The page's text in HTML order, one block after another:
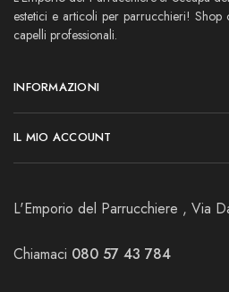
estetici e articoli per parrucchieri!
capelli professionali.
INFORMAZIONI
IL MIO ACCOUNT
L'Emporio del Parrucchiere , Via
Chiamaci 080 57 43 784